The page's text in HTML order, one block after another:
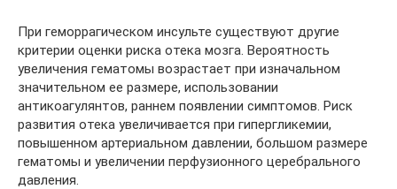
При геморрагическом инсульте существуют другие
критерии оценки риска отека мозга. Вероятность
увеличения гематомы возрастает при изначальном
значительном ее размере, использовании
антикоагулянтов, раннем появлении симптомов. Риск
развития отека увеличивается при гипергликемии,
повышенном артериальном давлении, большом размере
гематомы и увеличении перфузионного церебрального
давления.